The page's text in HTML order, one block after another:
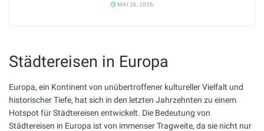
MAI 26, 2026
Städtereisen in Europa
Europa, ein Kontinent von unübertroffener kultureller Vielfalt und
historischer Tiefe, hat sich in den letzten Jahrzehnten zu einem
Hotspot für Städtereisen entwickelt. Die Bedeutung von
Städtereisen in Europa ist von immenser Tragweite, da sie nicht nur